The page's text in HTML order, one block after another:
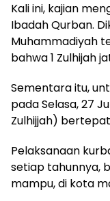
Kali ini, kajian
Ibadah Qurban.
Muhammadiyah
bahwa 1 Zulhijah
Sementara itu,
pada Selasa, 27
Zulhijjah)
Pelaksanaan
setiap tahunnya,
mampu, di kota